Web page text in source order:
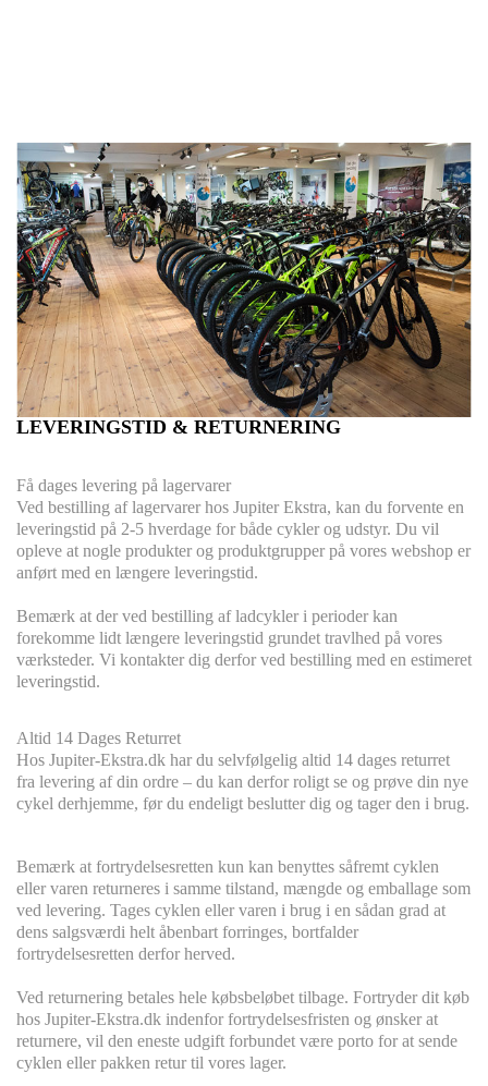
LEVERINGSTID & RETURNERING
Få dages levering på lagervarer
Ved bestilling af lagervarer hos Jupiter Ekstra, kan du forvente en
leveringstid på 2-5 hverdage for både cykler og udstyr. Du vil
opleve at nogle produkter og produktgrupper på vores webshop er
anført med en længere leveringstid.
Bemærk at der ved bestilling af ladcykler i perioder kan
forekomme lidt længere leveringstid grundet travlhed på vores
værksteder. Vi kontakter dig derfor ved bestilling med en estimeret
leveringstid.
Altid 14 Dages Returret
Hos Jupiter-Ekstra.dk har du selvfølgelig altid 14 dages returret
fra levering af din ordre – du kan derfor roligt se og prøve din nye
cykel derhjemme, før du endeligt beslutter dig og tager den i brug.
Bemærk at fortrydelsesretten kun kan benyttes såfremt cyklen
eller varen returneres i samme tilstand, mængde og emballage som
ved levering. Tages cyklen eller varen i brug i en sådan grad at
dens salgsværdi helt åbenbart forringes, bortfalder
fortrydelsesretten derfor herved.
Ved returnering betales hele købsbeløbet tilbage. Fortryder dit køb
hos Jupiter-Ekstra.dk indenfor fortrydelsesfristen og ønsker at
returnere, vil den eneste udgift forbundet være porto for at sende
cyklen eller pakken retur til vores lager.